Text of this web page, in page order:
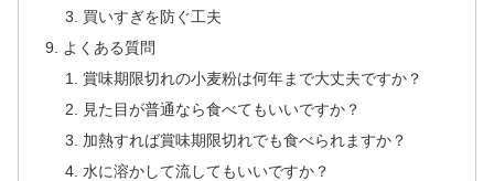
買いすぎを防ぐ工夫
よくある質問
賞味期限切れの小麦粉は何年まで大丈夫ですか？
見た目が普通なら食べてもいいですか？
加熱すれば賞味期限切れでも食べられますか？
水に溶かして流してもいいですか？